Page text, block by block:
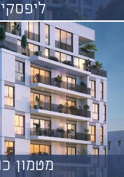
ליפסקי
מטמון